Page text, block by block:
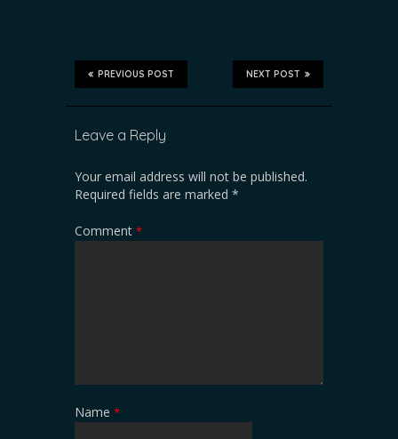
NEXT POST
PREVIOUS POST
Leave a Reply
Your email address will not be published.
Required fields are marked *
Comment *
Name *